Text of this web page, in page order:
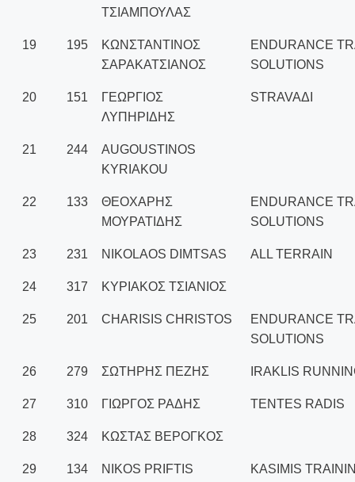
ΤΣΙΑΜΠΟΥΛΑΣ
19 195
ΚΩΝΣΤΑΝΤΙΝΟΣ
ΣΑΡΑΚΑΤΣΙΑΝΟΣ
ENDURANCE
SOLUTIONS
20 151
ΓΕΩΡΓΙΟΣ
ΛΥΠΗΡΙΔΗΣ
STRAVAΔΙ
21 244
AUGOUSTINOS
KYRIAKOU
22 133
ΘΕΟΧΑΡΗΣ
ΜΟΥΡΑΤΙΔΗΣ
ENDURANCE
SOLUTIONS
23 231 NIKOLAOS DIMTSAS ALL TERRAIN
24 317 ΚΥΡΙΑΚΟΣ ΤΣΙΑΝΙΟΣ
25 201 CHARISIS CHRISTOS
ENDURANCE
SOLUTIONS
26 279 ΣΩΤΗΡΗΣ ΠΕΖΗΣ IRAKLIS
27 310 ΓΙΩΡΓΟΣ ΡΑΔΗΣ TENTES RADIS
28 324 ΚΩΣΤΑΣ ΒΕΡΟΓΚΟΣ
29 134 ΝIKOS PRIFTIS KASIMIS